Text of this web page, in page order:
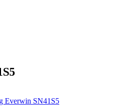
Everwin SN41S5